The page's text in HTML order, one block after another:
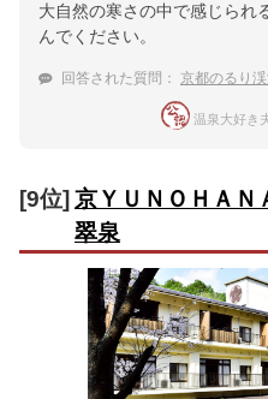
大自然の寒さの中で感じられ
んでください。
回答された質問： 京都のるり
温泉大好き
[9位] 京ＹＵＮＯＨＡ
翠泉